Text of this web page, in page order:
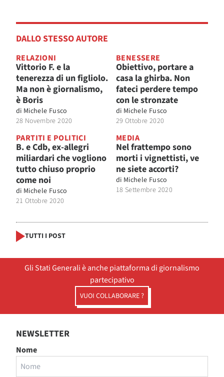
DALLO STESSO AUTORE
RELAZIONI
Vittorio F. e la
tenerezza di un figliolo.
Ma non è giornalismo,
è Boris
di Michele Fusco
28 Novembre 2020
BENESSERE
Obiettivo, portare a
casa la ghirba. Non
fateci perdere tempo
con le stronzate
di Michele Fusco
29 Ottobre 2020
PARTITI E POLITICI
B. e Cdb, ex-allegri
miliardari che vogliono
tutto chiuso proprio
come noi
di Michele Fusco
21 Ottobre 2020
MEDIA
Nel frattempo sono
morti i vignettisti, ve
ne siete accorti?
di Michele Fusco
18 Settembre 2020
TUTTI I POST
Gli Stati Generali è anche piattaforma di giornalismo
partecipativo
VUOI COLLABORARE ?
NEWSLETTER
Nome